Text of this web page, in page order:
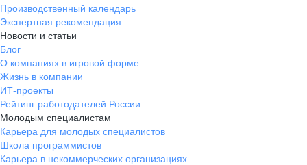
Производственный календарь
Экспертная рекомендация
Новости и статьи
Блог
О компаниях в игровой форме
Жизнь в компании
ИТ-проекты
Рейтинг работодателей России
Молодым специалистам
Карьера для молодых специалистов
Школа программистов
Карьера в некоммерческих организациях